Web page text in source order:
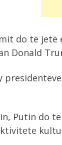
do të
Donald
Putin do